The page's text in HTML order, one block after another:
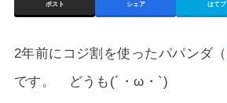
ポスト シェア はてブ
2年前にコジ割を使ったパパンダ（
です。 どうも(´・ω・`)